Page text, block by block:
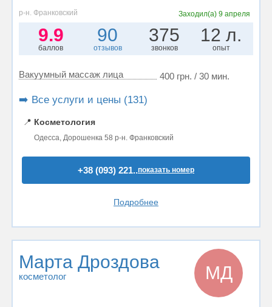
р-н. Франковский Заходил(а) 9 апреля
9.9
баллов
90
отзывов
375
звонков
12 л.
опыт
Вакуумный массаж лица 400 грн. / 30 мин.
➡️ Все услуги и цены (131)
📍 Косметология
Одесса, Дорошенка 58 р-н. Франковский
+38 (093) 221..показать номер
Подробнее
Марта Дроздова
косметолог МД